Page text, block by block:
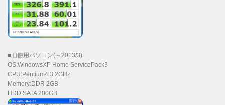
■旧使用パソコン(～2013/3)
OS:WindowsXP Home ServicePack3
CPU:Pentium4 3.2GHz
Memory:DDR 2GB
HDD:SATA 200GB